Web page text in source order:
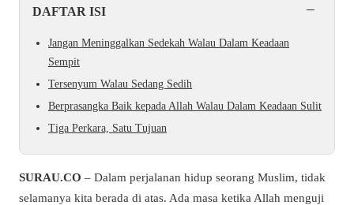
DAFTAR ISI −
Jangan Meninggalkan Sedekah Walau Dalam Keadaan
Sempit
Tersenyum Walau Sedang Sedih
Berprasangka Baik kepada Allah Walau Dalam Keadaan Sulit
Tiga Perkara, Satu Tujuan
SURAU.CO – Dalam perjalanan hidup seorang Muslim, tidak
selamanya kita berada di atas. Ada masa ketika Allah menguji